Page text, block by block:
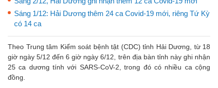
Sáng 1/12: Hải Dương thêm 24 ca Covid-19 mới, riêng Tứ Kỳ
có 14 ca
Theo Trung tâm Kiểm soát bệnh tật (CDC) tỉnh Hải Dương, từ 18
giờ ngày 5/12 đến 6 giờ ngày 6/12, trên địa bàn tỉnh này ghi nhận
25 ca dương tính với SARS-CoV-2, trong đó có nhiều ca cộng
đồng.